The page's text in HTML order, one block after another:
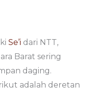
Se’i dari NTT,
Barat sering
daging.
adalah deretan